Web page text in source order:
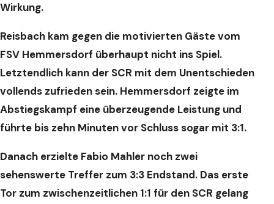
Wirkung.
Reisbach kam gegen die motivierten Gäste vom
FSV Hemmersdorf überhaupt nicht ins Spiel.
Letztendlich kann der SCR mit dem Unentschieden
vollends zufrieden sein. Hemmersdorf zeigte im
Abstiegskampf eine überzeugende Leistung und
führte bis zehn Minuten vor Schluss sogar mit 3:1.
Danach erzielte Fabio Mahler noch zwei
sehenswerte Treffer zum 3:3 Endstand. Das erste
Tor zum zwischenzeitlichen 1:1 für den SCR gelang